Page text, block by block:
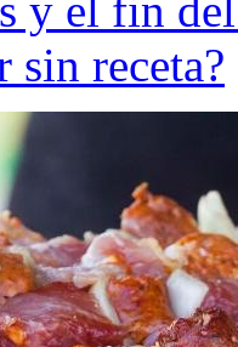
sin receta?